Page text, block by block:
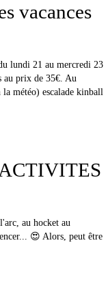
vacances
lundi 21 au mercredi 23
au prix de 35€. Au
météo) escalade kinball
au hocket au
😍 Alors, peut être